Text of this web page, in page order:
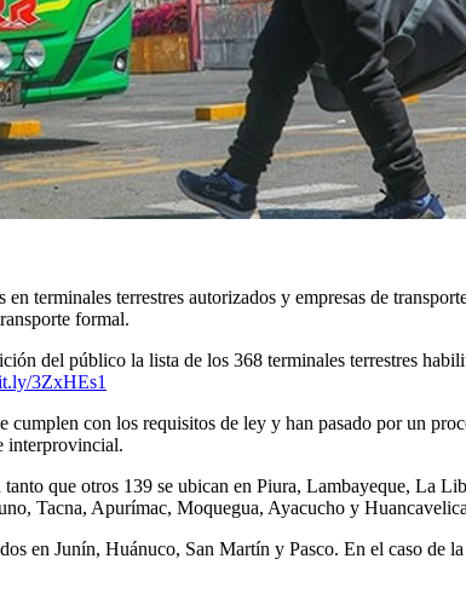
terminales terrestres autorizados y empresas de
formal.
del público la lista de los 368 terminales terrestres
3ZxHEs1
cumplen con los requisitos de ley y han pasado por un
interprovincial.
que otros 139 se ubican en Piura, Lambayeque, La
Tacna, Apurímac, Moquegua, Ayacucho y
en Junín, Huánuco, San Martín y Pasco. En el caso de